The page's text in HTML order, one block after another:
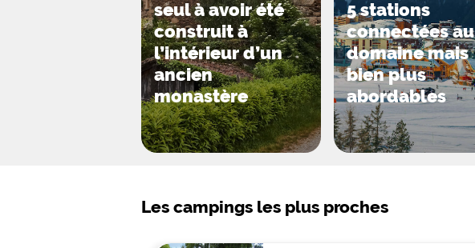
seul à avoir été
construit à
l’intérieur d’un
ancien
monastère
5 stations
connectées au
domaine mais
bien plus
abordables
Les campings les plus proches